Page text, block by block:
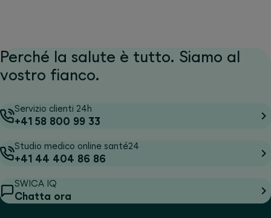
Perché la salute è tutto. Siamo al
vostro fianco.
Servizio clienti 24h
+41 58 800 99 33
Studio medico online santé24
+41 44 404 86 86
SWICA IQ
Chatta ora